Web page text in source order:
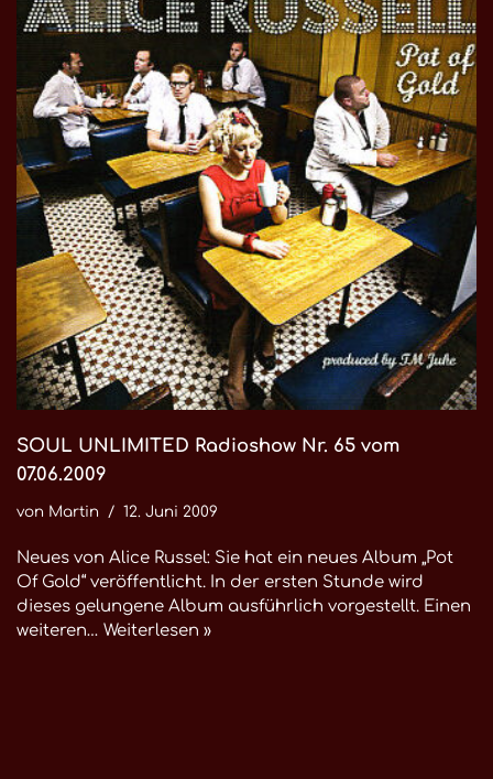
SOUL UNLIMITED Radioshow Nr. 65 vom
07.06.2009
von Martin 12. Juni 2009
Neues von Alice Russel: Sie hat ein neues Album „Pot
Of Gold“ veröffentlicht. In der ersten Stunde wird
dieses gelungene Album ausführlich vorgestellt. Einen
weiteren… Weiterlesen »